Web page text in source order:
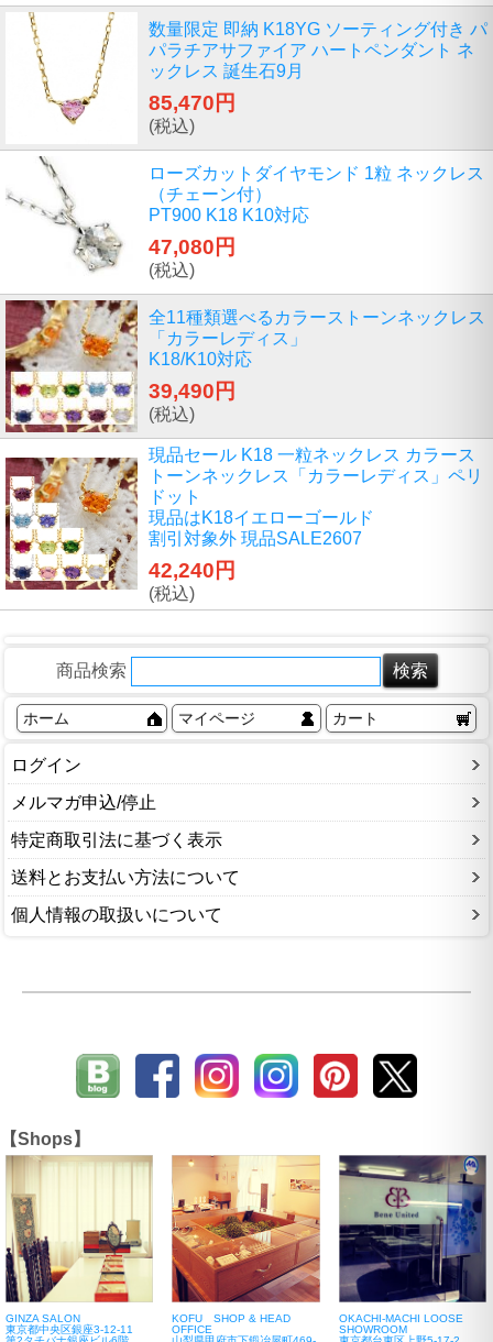
数量限定 即納 K18YG ソーティング付き パ
パラチアサファイア ハートペンダント ネ
ックレス 誕生石9月
85,470円
(税込)
ローズカットダイヤモンド 1粒 ネックレス
（チェーン付）
PT900 K18 K10対応
47,080円
(税込)
全11種類選べるカラーストーンネックレス
「カラーレディス」
K18/K10対応
39,490円
(税込)
現品セール K18 一粒ネックレス カラース
トーンネックレス「カラーレディス」ペリ
ドット
現品はK18イエローゴールド
割引対象外 現品SALE2607
42,240円
(税込)
商品検索
ホーム マイページ カート
ログイン
メルマガ申込/停止
特定商取引法に基づく表示
送料とお支払い方法について
個人情報の取扱いについて
【Shops】
GINZA SALON
東京都中央区銀座3-12-11
KOFU SHOP & HEAD
OFFICE
OKACHI-MACHI LOOSE
SHOWROOM